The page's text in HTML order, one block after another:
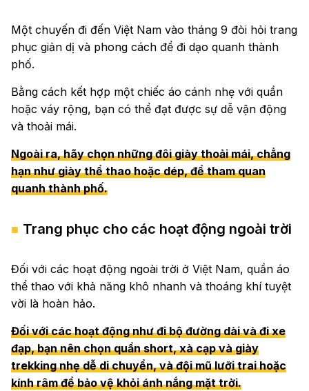
Một chuyến đi đến Việt Nam vào tháng 9 đòi hỏi trang
phục giản dị và phong cách để đi dạo quanh thành
phố.
Bằng cách kết hợp một chiếc áo cánh nhẹ với quần
hoặc váy rộng, bạn có thể đạt được sự dễ vận động
và thoải mái.
Ngoài ra, hãy chọn những đôi giày thoải mái, chẳng
hạn như giày thể thao hoặc dép, để tham quan
quanh thành phố.
Trang phục cho các hoạt động ngoài trời
Đối với các hoạt động ngoài trời ở Việt Nam, quần áo
thể thao với khả năng khô nhanh và thoáng khí tuyệt
vời là hoàn hảo.
Đối với các hoạt động như đi bộ đường dài và đi xe
đạp, bạn nên chọn quần short, xà cạp và giày
trekking nhẹ dễ di chuyển, và đội mũ lưỡi trai hoặc
kính râm để bảo vệ khỏi ánh nắng mặt trời.